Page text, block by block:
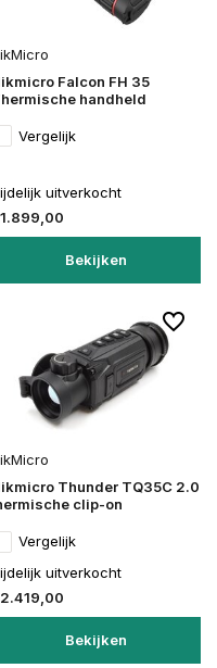
Falcon FH 35
handheld
Vergelijk
uitverkocht
Bekijken
Thunder TQ35C 2.0
clip-on
Vergelijk
uitverkocht
Bekijken